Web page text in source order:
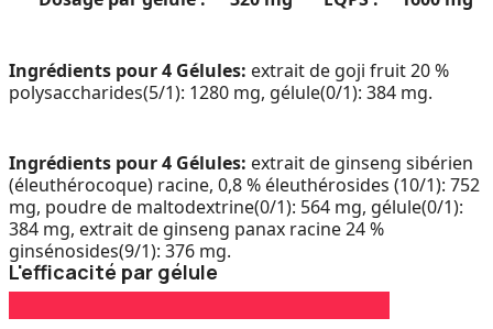
Ingrédients pour 4 Gélules: extrait de goji fruit 20 %
polysaccharides(5/1): 1280 mg, gélule(0/1): 384 mg.
Ingrédients pour 4 Gélules: extrait de ginseng sibérien
(éleuthérocoque) racine, 0,8 % éleuthérosides (10/1): 752
mg, poudre de maltodextrine(0/1): 564 mg, gélule(0/1):
384 mg, extrait de ginseng panax racine 24 %
ginsénosides(9/1): 376 mg.
L'efficacité par gélule